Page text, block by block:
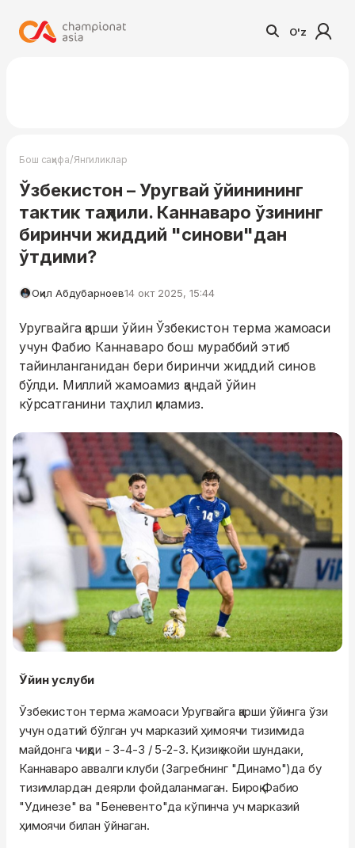
O'z
Бош саҳифа/Янгиликлар
Ўзбекистон – Уругвай ўйинининг
тактик таҳлили. Каннаваро ўзининг
биринчи жиддий "синови"дан
ўтдими?
Оқил Абдубарноев14 окт 2025, 15:44
Уругвайга қарши ўйин Ўзбекистон терма жамоаси
учун Фабио Каннаваро бош мураббий этиб
тайинланганидан бери биринчи жиддий синов
бўлди. Миллий жамоамиз қандай ўйин
кўрсатганини таҳлил қиламиз.
Ўйин услуби
Ўзбекистон терма жамоаси Уругвайга қарши ўйинга ўзи
учун одатий бўлган уч марказий ҳимоячи тизимида
майдонга чиқди - 3-4-3 / 5-2-3. Қизиқ жойи шундаки,
Каннаваро аввалги клуби (Загребнинг "Динамо")да бу
тизимлардан деярли фойдаланмаган. Бироқ Фабио
"Удинезе" ва "Беневенто"да кўпинча уч марказий
ҳимоячи билан ўйнаган.